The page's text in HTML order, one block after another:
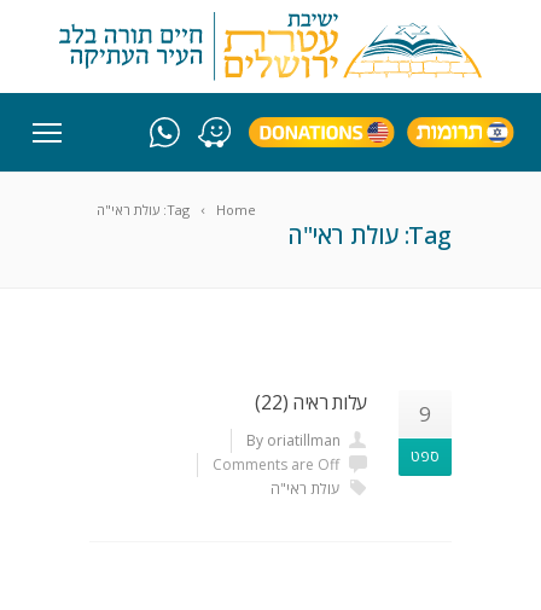
Home Tag: עולת ראי"ה
Tag: עולת ראי"ה
9
ספט
עלות ראיה (22)
By oriatillman
Comments are Off
עולת ראי"ה